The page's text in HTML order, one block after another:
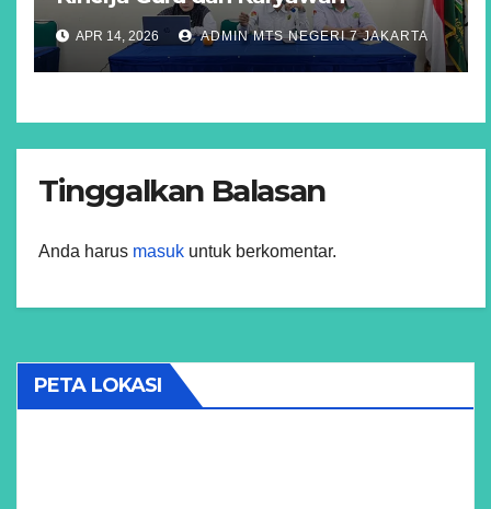
APR 14, 2026 ADMIN MTS NEGERI 7 JAKARTA
Tinggalkan Balasan
Anda harus masuk untuk berkomentar.
PETA LOKASI